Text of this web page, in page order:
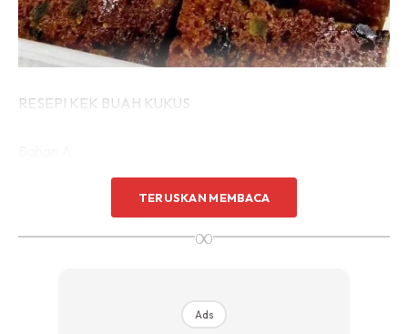
RESEPI KEK BUAH KUKUS
1 1/2 cawan gula pasir
1/2 cawan air panasTERUSKAN MEMBACA
∞
Ads